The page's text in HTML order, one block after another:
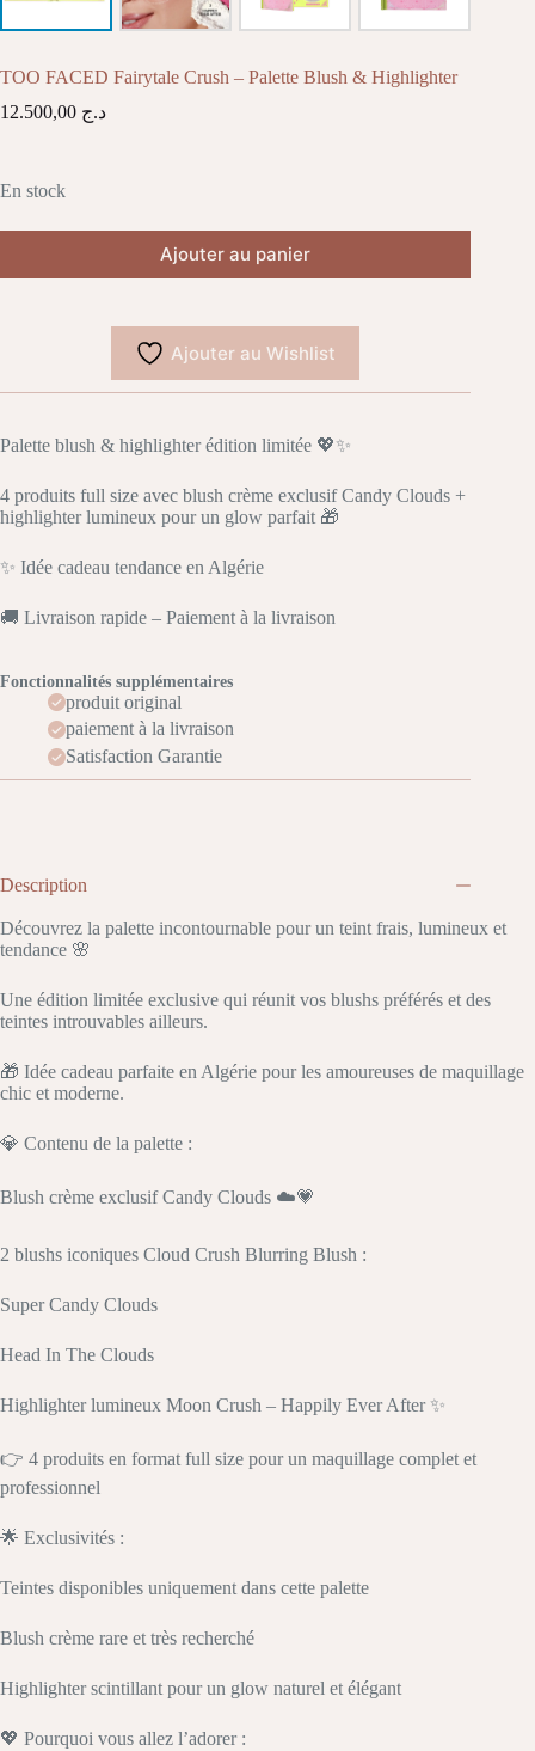
TOO FACED Fairytale Crush – Palette Blush & Highlighter
د.ج
En stock
Ajouter au panier
Ajouter au Wishlist
Palette blush & highlighter édition limitée 💖✨
4 produits full size avec blush crème exclusif Candy Clouds +
highlighter lumineux pour un glow parfait 🎁
✨ Idée cadeau tendance en Algérie
🚚 Livraison rapide – Paiement à la livraison
Fonctionnalités supplémentaires
produit original
paiement à la livraison
Satisfaction Garantie
Description
Découvrez la palette incontournable pour un teint frais, lumineux et
tendance 🌸
Une édition limitée exclusive qui réunit vos blushs préférés et des
teintes introuvables ailleurs.
🎁 Idée cadeau parfaite en Algérie pour les amoureuses de maquillage
chic et moderne.
💎 Contenu de la palette :
Blush crème exclusif Candy Clouds ☁️💗
2 blushs iconiques Cloud Crush Blurring Blush :
Super Candy Clouds
Head In The Clouds
Highlighter lumineux Moon Crush – Happily Ever After ✨
👉 4 produits en format full size pour un maquillage complet et
professionnel
🌟 Exclusivités :
Teintes disponibles uniquement dans cette palette
Blush crème rare et très recherché
Highlighter scintillant pour un glow naturel et élégant
💖 Pourquoi vous allez l’adorer :